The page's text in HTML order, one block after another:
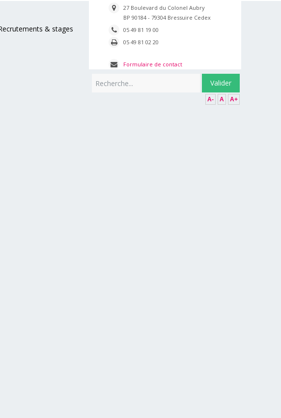
A- A A+
Valider
27 Boulevard du Colonel Aubry
BP 90184 - 79304 Bressuire Cedex
05 49 81 19 00
05 49 81 02 20
Formulaire de contact
& stages